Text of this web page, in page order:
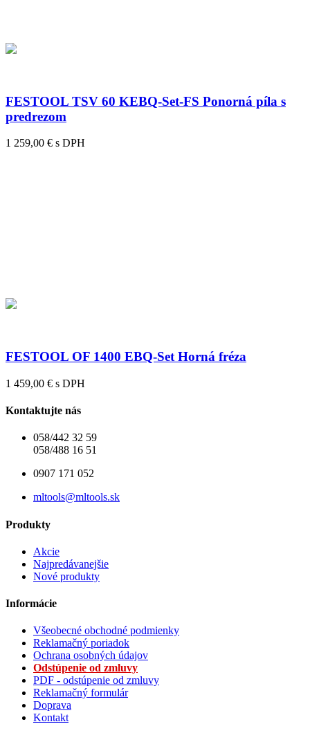
FESTOOL TSV 60 KEBQ-Set-FS Ponorná píla s
predrezom
1 259,00 € s DPH
FESTOOL OF 1400 EBQ-Set Horná fréza
1 459,00 € s DPH
Kontaktujte nás
058/442 32 59
058/488 16 51
0907 171 052
mltools@mltools.sk
Produkty
Akcie
Najpredávanejšie
Nové produkty
Informácie
Všeobecné obchodné podmienky
Reklamačný poriadok
Ochrana osobných údajov
Odstúpenie od zmluvy
PDF - odstúpenie od zmluvy
Reklamačný formulár
Doprava
Kontakt